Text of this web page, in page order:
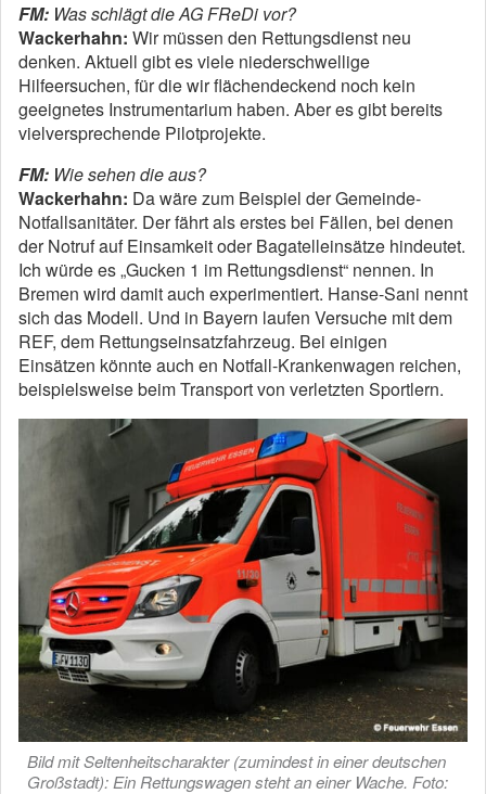
FM: Was schlägt die AG FReDi vor?
Wackerhahn: Wir müssen den Rettungsdienst neu
denken. Aktuell gibt es viele niederschwellige
Hilfeersuchen, für die wir flächendeckend noch kein
geeignetes Instrumentarium haben. Aber es gibt bereits
vielversprechende Pilotprojekte.
FM: Wie sehen die aus?
Wackerhahn: Da wäre zum Beispiel der Gemeinde-
Notfallsanitäter. Der fährt als erstes bei Fällen, bei denen
der Notruf auf Einsamkeit oder Bagatelleinsätze hindeutet.
Ich würde es „Gucken 1 im Rettungsdienst“ nennen. In
Bremen wird damit auch experimentiert. Hanse-Sani nennt
sich das Modell. Und in Bayern laufen Versuche mit dem
REF, dem Rettungseinsatzfahrzeug. Bei einigen
Einsätzen könnte auch en Notfall-Krankenwagen reichen,
beispielsweise beim Transport von verletzten Sportlern.
Bild mit Seltenheitscharakter (zumindest in einer deutschen
Großstadt): Ein Rettungswagen steht an einer Wache. Foto: